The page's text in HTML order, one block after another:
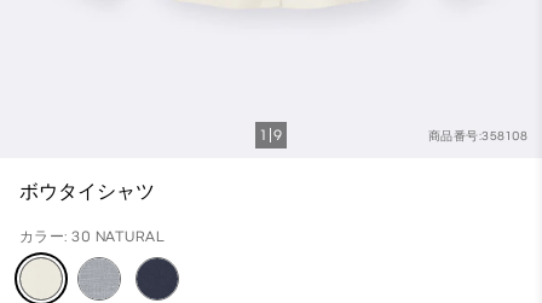
商品番号:358108
1 9
ボウタイシャツ
カラー: 30 NATURAL